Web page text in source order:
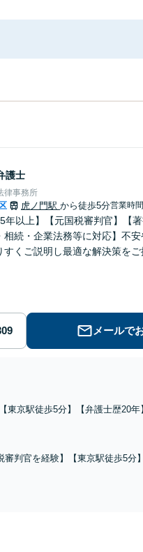
護士
律事務所
虎ノ門駅 から徒歩5分営業時
年以上】【元国税審判官】【
相続・企業法務等に対応】不
すくご説明し最適な解決策を
メールで
【東京駅徒歩5分】【弁護士歴20
にご相談ください【初回相談30
審判官を経験】【東京駅徒歩5分